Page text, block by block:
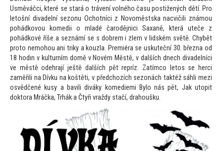
Usměváčci, které se stará o trávení volného času postižených dětí. Pro
letošní divadelní sezonu Ochotníci z Novoměstska nacvičili známou
pohádkovou komedii o mladé čarodějnici Saxaně, která uteče z
pohádkové říše a seznámí se s dobrem i zlem v lidském světě. Chybět
proto nemohou ani triky a kouzla. Premiéra se uskuteční 30. března od
18 hodin v kulturním domě v Novém Městě, v dalších dnech divadelníci
ve městě odehrají ještě dalších pět repríz. Zatímco letos se herci
zaměřili na Dívku na koštěti, v předchozích sezonách taktéž sáhli mezi
osvědčené kusy a bavili diváky komediemi Bylo nás pět, Jak utopit
doktora Mráčka, Trhák a Čtyři vraždy stačí, drahoušku.